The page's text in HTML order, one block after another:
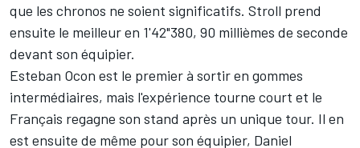
que les chronos ne soient significatifs. Stroll prend
ensuite le meilleur en 1'42"380, 90 millièmes de seconde
devant son équipier.
Esteban Ocon est le premier à sortir en gommes
intermédiaires, mais l'expérience tourne court et le
Français regagne son stand après un unique tour. Il en
est ensuite de même pour son équipier, Daniel